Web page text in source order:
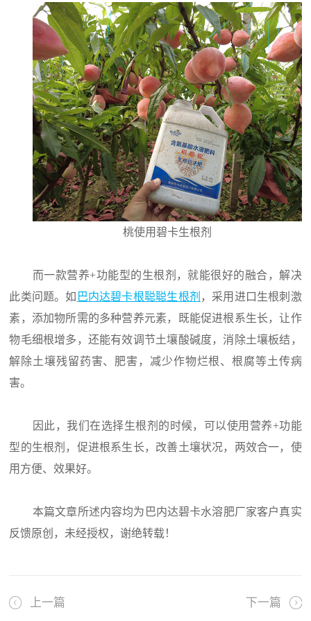
桃使用碧卡生根剂
而一款营养+功能型的生根剂，就能很好的融合，解决
此类问题。如 巴内达碧卡根聪聪生根剂 ，采用进口生根刺激
素，添加物所需的多种营养元素，既能促进根系生长，让作
物毛细根增多，还能有效调节土壤酸碱度，消除土壤板结，
解除土壤残留药害、肥害，减少作物烂根、根腐等土传病
害。
因此，我们在选择生根剂的时候，可以使用营养+功能
型的生根剂，促进根系生长，改善土壤状况，两效合一，使
用方便、效果好。
本篇文章所述内容均为巴内达碧卡水溶肥厂家客户真实
反馈原创，未经授权，谢绝转载！
上一篇 下一篇